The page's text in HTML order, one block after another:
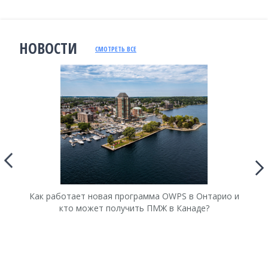
НОВОСТИ СМОТРЕТЬ ВСЕ
Как работает новая программа OWPS в Онтарио и
кто может получить ПМЖ в Канаде?